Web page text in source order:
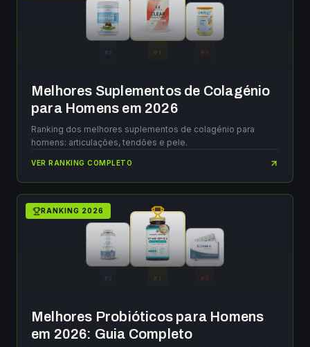
#2 # 1 # 3
Melhores Suplementos de Colagénio
para Homens em 2026
Ranking dos melhores suplementos de colagénio para
homens: articulações, tendões e pele.
VER RANKING COMPLETO
#2 # 1 # 3
RANKING 2026
Melhores Probióticos para Homens
em 2026: Guia Completo